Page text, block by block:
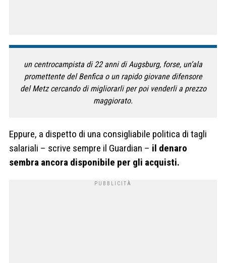
un centrocampista di 22 anni di Augsburg, forse, un’ala
promettente del Benfica o un rapido giovane difensore
del Metz cercando di migliorarli per poi venderli a prezzo
maggiorato.
Eppure, a dispetto di una consigliabile politica di tagli
salariali – scrive sempre il Guardian – il denaro
sembra ancora disponibile per gli acquisti.